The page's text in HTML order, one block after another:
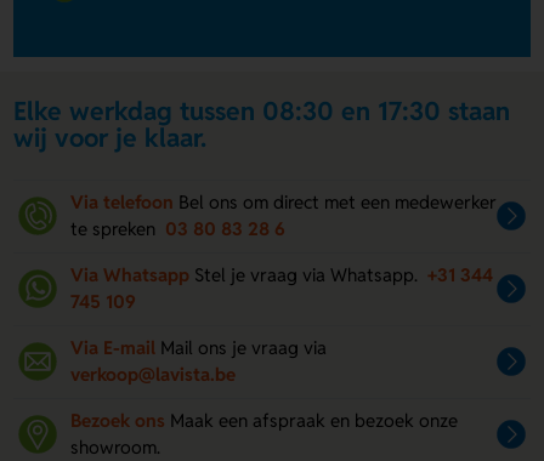
Elke werkdag tussen 08:30 en 17:30 staan
wij voor je klaar.
Via telefoon Bel ons om direct met een medewerker
te spreken 03 80 83 28 6
Via Whatsapp Stel je vraag via Whatsapp. +31 344
745 109
Via E-mail Mail ons je vraag via
verkoop@lavista.be
Bezoek ons Maak een afspraak en bezoek onze
showroom.